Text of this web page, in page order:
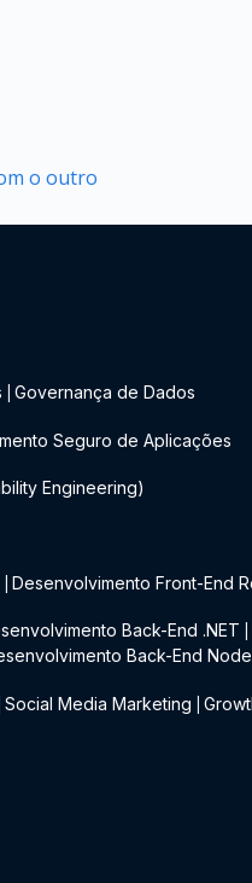
o outro
Governança de Dados
Seguro de Aplicações
Engineering)
Desenvolvimento Front-End
Back-End .NET
Back-End
Social Media Marketing